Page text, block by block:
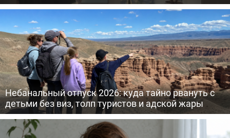
Небанальный отпуск 2026: куда тайно рвануть с
детьми без виз, толп туристов и адской жары